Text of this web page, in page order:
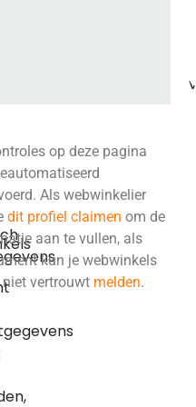
op deze pagina
Als webwinkelier
dit profiel claimen om de
aan te vullen, als
kun je webwinkels
niet vertrouwt melden.